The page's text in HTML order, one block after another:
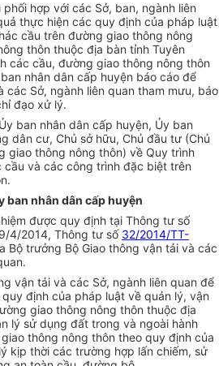
hợp với các Sở, ban, ngành liên
thực hiện các quy định của pháp luật
cầu trên đường giao thông nông
thôn thuộc địa bàn tỉnh Tuyên
các cầu, đường giao thông nông thôn
nhân dân cấp huyện báo cáo để
các Sở, ngành liên quan tham mưu, báo
đạo xử lý.
ban nhân dân cấp huyện, Ủy ban
dân cư, Chủ sở hữu, Chủ đầu tư (Chủ
giao thông nông thôn) về Quy trình
cầu và các công trình đặc biệt trên
ban nhân dân cấp huyện
được quy định tại Thông tư số
4/2014, Thông tư số 32/2014/TT-
Bộ trưởng Bộ Giao thông vận tải và các
vận tải và các Sở, ngành liên quan để
định của pháp luật về quản lý, vận
giao thông nông thôn thuộc địa
lý sử dụng đất trong và ngoài hành
thông nông thôn theo quy định của
kịp thời các trường hợp lấn chiếm, sử